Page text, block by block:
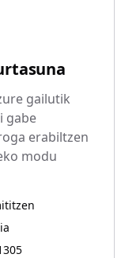
gailutik
gabe
erabiltzen
modu